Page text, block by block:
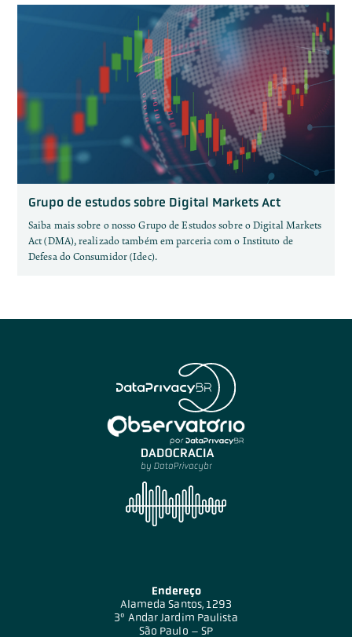
Grupo de estudos sobre Digital Markets Act
Saiba mais sobre o nosso Grupo de Estudos sobre o Digital Markets
Act (DMA), realizado também em parceria com o Instituto de
Defesa do Consumidor (Idec).
Endereço
Alameda Santos, 1293
3º Andar Jardim Paulista
São Paulo – SP